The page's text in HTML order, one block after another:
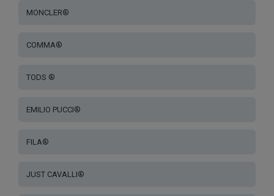
MONCLER®
COMMA®
TODS ®
EMILIO PUCCI®
FILA®
JUST CAVALLI®